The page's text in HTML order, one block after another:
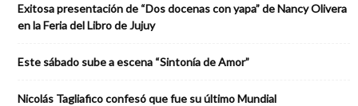
Exitosa presentación de “Dos docenas con yapa” de Nancy Olivera
en la Feria del Libro de Jujuy
Este sábado sube a escena “Sintonía de Amor”
Nicolás Tagliafico confesó que fue su último Mundial